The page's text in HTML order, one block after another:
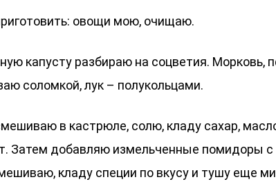
овощи мою, очищаю.
капусту разбираю на соцветия. Морковь,
соломкой, лук – полукольцами.
в кастрюле, солю, кладу сахар,
Затем добавляю измельченные помидоры с
кладу специи по вкусу и тушу еще